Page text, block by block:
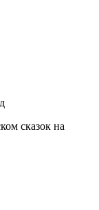
сказок на